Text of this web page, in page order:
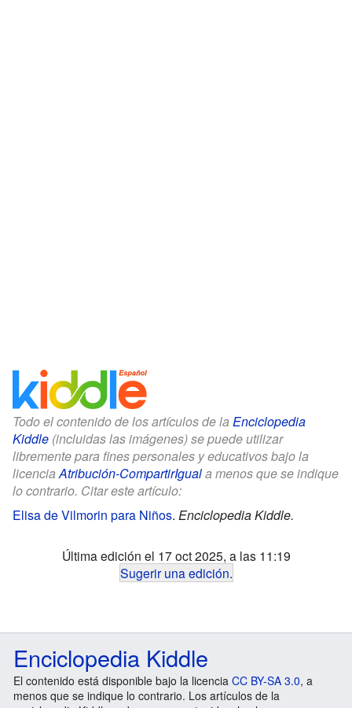
Todo el contenido de los artículos de la Enciclopedia
Kiddle (incluidas las imágenes) se puede utilizar
libremente para fines personales y educativos bajo la
licenciaAtribución-CompartirIguala menos que se indique
lo contrario. Citar este artículo:
Elisa de Vilmorin para Niños. Enciclopedia Kiddle.
Última edición el 17 oct 2025, a las 11:19
Sugerir una edición.
Enciclopedia Kiddle
El contenido está disponible bajo la licencia CC BY-SA 3.0, a
menos que se indique lo contrario. Los artículos de la